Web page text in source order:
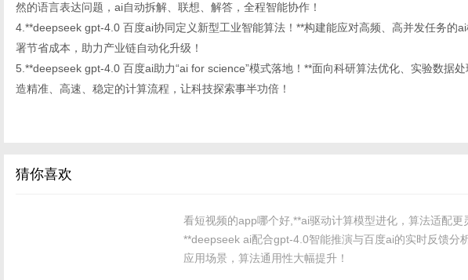
然的语言表达问题，ai自动拆解、联想、解答，全程智能协作！
4.**deepseek gpt-4.0 百度ai协同定义新型工业智能算法！**构建能应对高频、高并发任务的
署节省成本，助力产业链自动化升级！
5.**deepseek gpt-4.0 百度ai助力“ai for science”模式落地！**面向科研算法优化、实验数据
造精准、高速、稳定的计算流程，让科技探索事半功倍！
猜你喜欢
看短视频的app哪个好,**ai驱动计算模型进化，算法适配更
**deepseek ai配合gpt-4.0智能推演与百度ai的实时反馈分
应用场景，算法通用性大幅提升！